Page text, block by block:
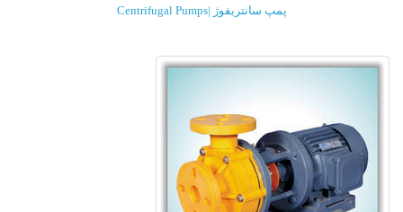
پمپ سانتریفوژ |Centrifugal Pumps